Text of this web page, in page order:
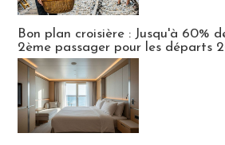
Bon plan croisière : Jusqu'à 60%
2ème passager pour les départs